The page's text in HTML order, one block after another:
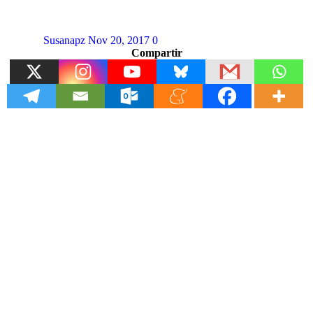
Susanapz Nov 20, 2017 0
Compartir